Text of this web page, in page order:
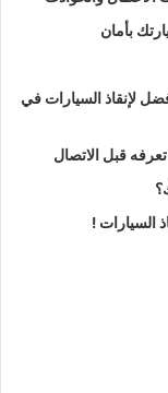
بأمان
لإنقاذ السيارات في
قبل الاتصال